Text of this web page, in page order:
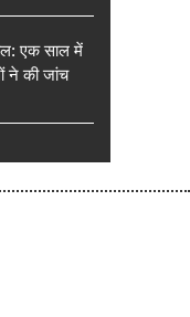
एक साल में
ने की जांच